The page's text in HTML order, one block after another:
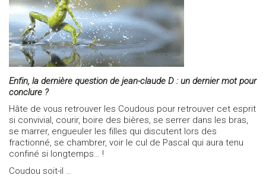
Enfin, la dernière question de jean-claude D : un dernier mot pour
conclure ?
Hâte de vous retrouver les Coudous pour retrouver cet esprit
si convivial, courir, boire des bières, se serrer dans les bras,
se marrer, engueuler les filles qui discutent lors des
fractionné, se chambrer, voir le cul de Pascal qui aura tenu
confiné si longtemps… !
Coudou soit-il …